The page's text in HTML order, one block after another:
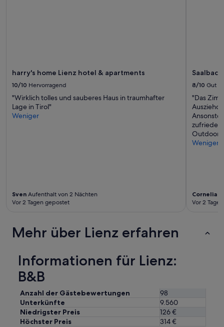
gelten.
harry's home Lienz hotel & apartments
10/10 Hervorragend
"Wirklich tolles und sauberes Haus in traumhafter
Lage in Tirol"
Weniger
Sven Aufenthalt von 2 Nächten
Vor 2 Tagen gepostet
Saalbach
8/10 Gut
"Das
Weniger
Cornelia
Vor 2
Mehr über Lienz erfahren
Informationen für Lienz:
B&B
Anzahl der Gästebewertungen
98
Unterkünfte
9.560
Niedrigster Preis
126 €
Höchster Preis
314 €